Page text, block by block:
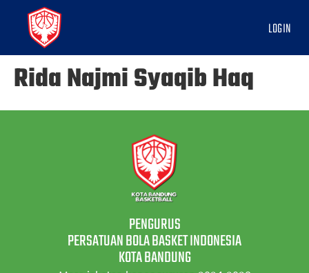
LOGIN
Rida Najmi Syaqib Haq
PENGURUS
PERSATUAN BOLA BASKET INDONESIA
KOTA BANDUNG